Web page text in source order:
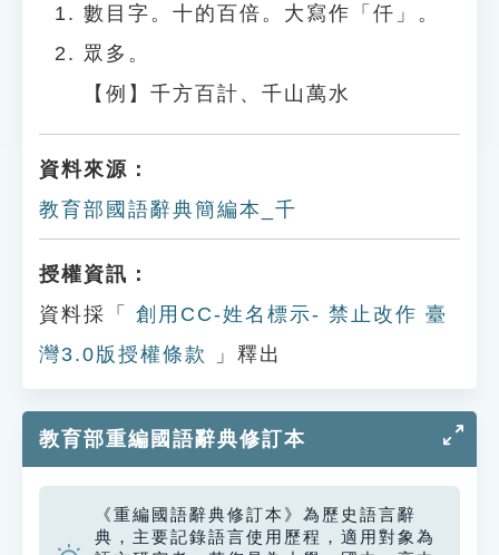
數目字。十的百倍。大寫作「仟」。
眾多。
【例】千方百計、千山萬水
資料來源：
教育部國語辭典簡編本_千
授權資訊：
資料採「
創用CC-姓名標示- 禁止改作 臺
灣3.0版授權條款
」釋出
教育部重編國語辭典修訂本
《重編國語辭典修訂本》為歷史語言辭
典，主要記錄語言使用歷程，適用對象為